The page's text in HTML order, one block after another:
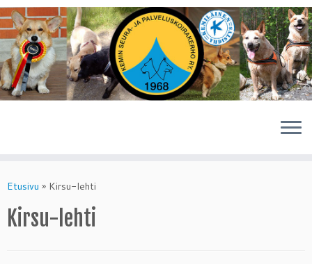
toEtusivu » Kirsu-lehti
Kirsu-lehti